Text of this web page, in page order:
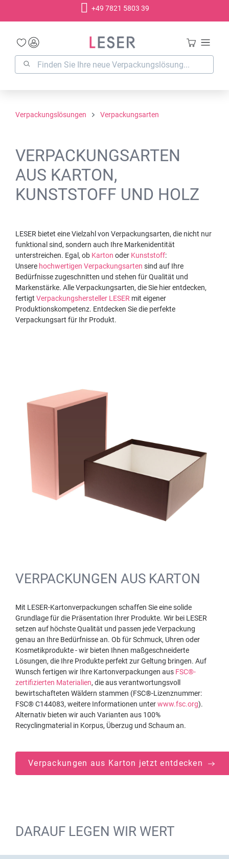
+49 7821 5803 39
Verpackungslösungen Verpackungsarten
VERPACKUNGSARTEN
AUS KARTON,
KUNSTSTOFF UND HOLZ
LESER bietet eine Vielzahl von Verpackungsarten, die nicht nur
funktional sind, sondern auch Ihre Markenidentität
unterstreichen. Egal, ob Karton oder Kunststoff:
Unsere hochwertigen Verpackungsarten sind auf Ihre
Bedürfnisse zugeschnitten und stehen für Qualität und
Markenstärke. Alle Verpackungsarten, die Sie hier entdecken,
fertigt Verpackungshersteller LESER mit eigener
Produktionskompetenz. Entdecken Sie die perfekte
Verpackungsart für Ihr Produkt.
VERPACKUNGEN AUS KARTON
Mit LESER-Kartonverpackungen schaffen Sie eine solide
Grundlage für die Präsentation Ihrer Produkte. Wir bei LESER
setzen auf höchste Qualität und passen jede Verpackung
genau an Ihre Bedürfnisse an. Ob für Schmuck, Uhren oder
Kosmetikprodukte - wir bieten Ihnen maßgeschneiderte
Lösungen, die Ihre Produkte perfekt zur Geltung bringen. Auf
Wunsch fertigen wir Ihre Kartonverpackungen aus FSC®-
zertifizierten Materialien, die aus verantwortungsvoll
bewirtschafteten Wäldern stammen (FSC®-Lizenznummer:
FSC® C144083, weitere Informationen unterwww.fsc.org).
Alternativ bieten wir auch Varianten aus 100%
Recyclingmaterial in Korpus, Überzug und Schaum an.
Verpackungen aus Karton jetzt entdecken
DARAUF LEGEN WIR WERT